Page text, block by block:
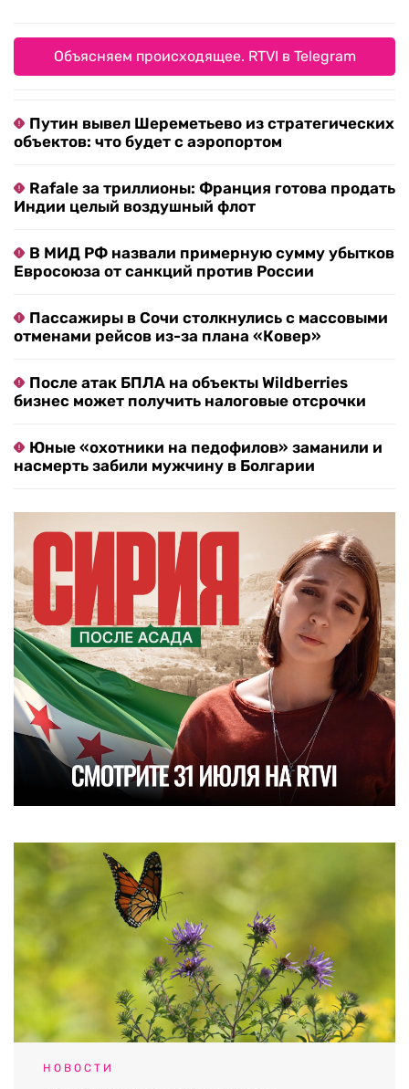
Объясняем происходящее. RTVI в Telegram
Путин вывел Шереметьево из стратегических
объектов: что будет с аэропортом
Rafale за триллионы: Франция готова продать
Индии целый воздушный флот
В МИД РФ назвали примерную сумму убытков
Евросоюза от санкций против России
Пассажиры в Сочи столкнулись с массовыми
отменами рейсов из-за плана «Ковер»
После атак БПЛА на объекты Wildberries
бизнес может получить налоговые отсрочки
Юные «охотники на педофилов» заманили и
насмерть забили мужчину в Болгарии
НОВОСТИ